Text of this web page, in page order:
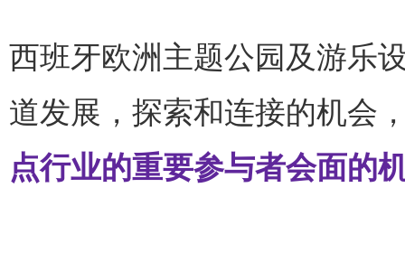
西班牙欧洲主题公园及游乐
道发展，探索和连接的机会
点行业的重要参与者会面的